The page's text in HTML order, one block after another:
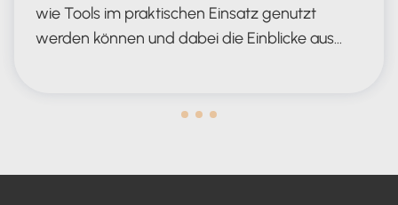
wie Tools im praktischen Einsatz genutzt
werden können und dabei die Einblicke aus…